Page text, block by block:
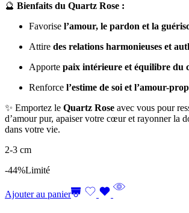
🔮 Bienfaits du Quartz Rose :
Favorise l’amour, le pardon et la
Attire des relations harmonieuses et
Apporte paix intérieure et équilibre du
Renforce l’estime de soi et l’amour-
✨ Emportez le Quartz Rose avec vous pour
d’amour pur, apaiser votre cœur et rayonner la
dans votre vie.
2-3 cm
-44%Limité
Ajouter au panier